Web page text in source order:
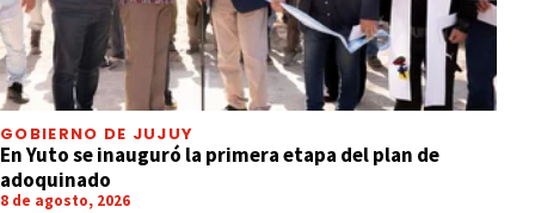
GOBIERNO DE JUJUY
En Yuto se inauguró la primera etapa del plan de
adoquinado
8 de agosto, 2026